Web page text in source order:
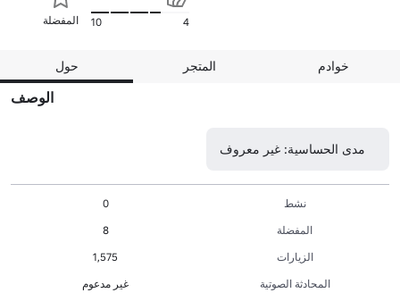
المفضلة 10 4
حول المتجر خوادم
الوصف
مدى الحساسية: غير معروف
نشط
0
المفضلة
8
الزيارات
1,575
المحادثة الصوتية
غير مدعوم